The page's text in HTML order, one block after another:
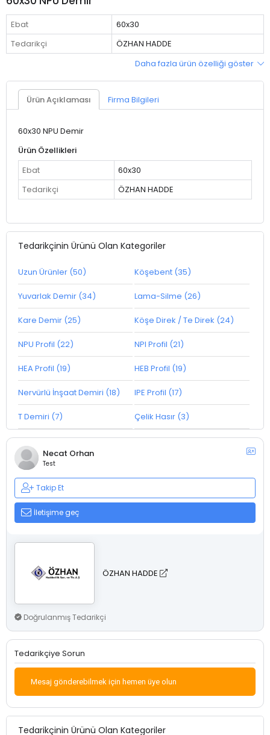
Ebat
60x30
Tedarikçi
ÖZHAN HADDE
Daha fazla ürün özelliği göster
Ürün Açıklaması Firma Bilgileri
60x30 NPU Demir
Ürün Özellikleri
Ebat
60x30
Tedarikçi
ÖZHAN HADDE
Tedarikçinin Ürünü Olan Kategoriler
Uzun Ürünler (50) Köşebent (35)
Yuvarlak Demir (34) Lama-Silme (26)
Kare Demir (25) Köşe Direk / Te Direk (24)
NPU Profil (22) NPI Profil (21)
HEA Profil (19) HEB Profil (19)
Nervürlü İnşaat Demiri (18) IPE Profil (17)
T Demiri (7) Çelik Hasır (3)
Necat Orhan
Test
Takip Et
İletişime geç
ÖZHAN HADDE
Doğrulanmış Tedarikçi
Tedarikçiye Sorun
Mesaj gönderebilmek için hemen üye olun
Tedarikçinin Ürünü Olan Kategoriler